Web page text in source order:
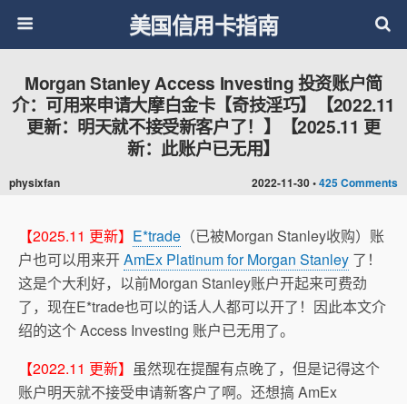
美国信用卡指南
2022-11-30 •425 Comments
Morgan Stanley Access Investing 投资账户简
介：可用来申请大摩白金卡【奇技淫巧】【2022.11
更新：明天就不接受新客户了！】【2025.11 更
新：此账户已无用】
physixfan
【2025.11 更新】 E*trade （已被Morgan Stanley收购）账
户也可以用来开AmEx Platinum for Morgan Stanley 了！
这是个大利好，以前Morgan Stanley账户开起来可费劲
了，现在E*trade也可以的话人人都可以开了！因此本文介
绍的这个 Access Investing 账户已无用了。
【2022.11 更新】 虽然现在提醒有点晚了，但是记得这个
账户明天就不接受申请新客户了啊。还想搞 AmEx